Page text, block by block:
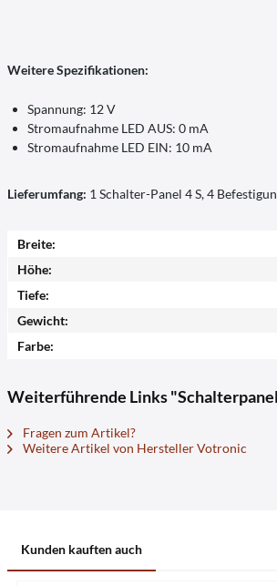
Weitere Spezifikationen:
Spannung: 12 V
Stromaufnahme LED AUS: 0 mA
Stromaufnahme LED EIN: 10 mA
Lieferumfang: 1 Schalter-Panel 4 S, 4
Breite:
Höhe:
Tiefe:
Gewicht:
Farbe:
Weiterführende Links
Fragen zum Artikel?
Weitere Artikel von Hersteller Votronic
Kunden kauften auch